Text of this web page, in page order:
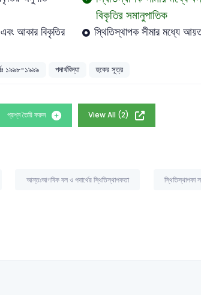
বিকৃতির সমানুপাতিক
আকার বিকৃতির
স্থিতিস্থাপক সীমার মধ্যে
১৯৯৮-১৯৯৯ পদার্থবিদ্যা হুকের সূত্র
প্রশ্ন তৈরি করুন View All (2)
আন্তঃআণবিক বল ও পদার্থের স্থিতিস্থাপকতা স্থিতিস্থাপকা